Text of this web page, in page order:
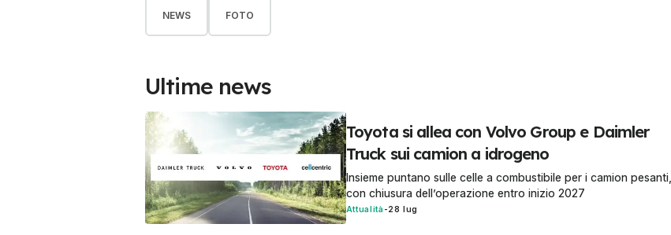
NEWS FOTO
Ultime news
Toyota si allea con Volvo Group e Daimler
Truck sui camion a idrogeno
Insieme puntano sulle celle a combustibile per i camion pesanti,
con chiusura dell’operazione entro inizio 2027
Attualità -28 lug